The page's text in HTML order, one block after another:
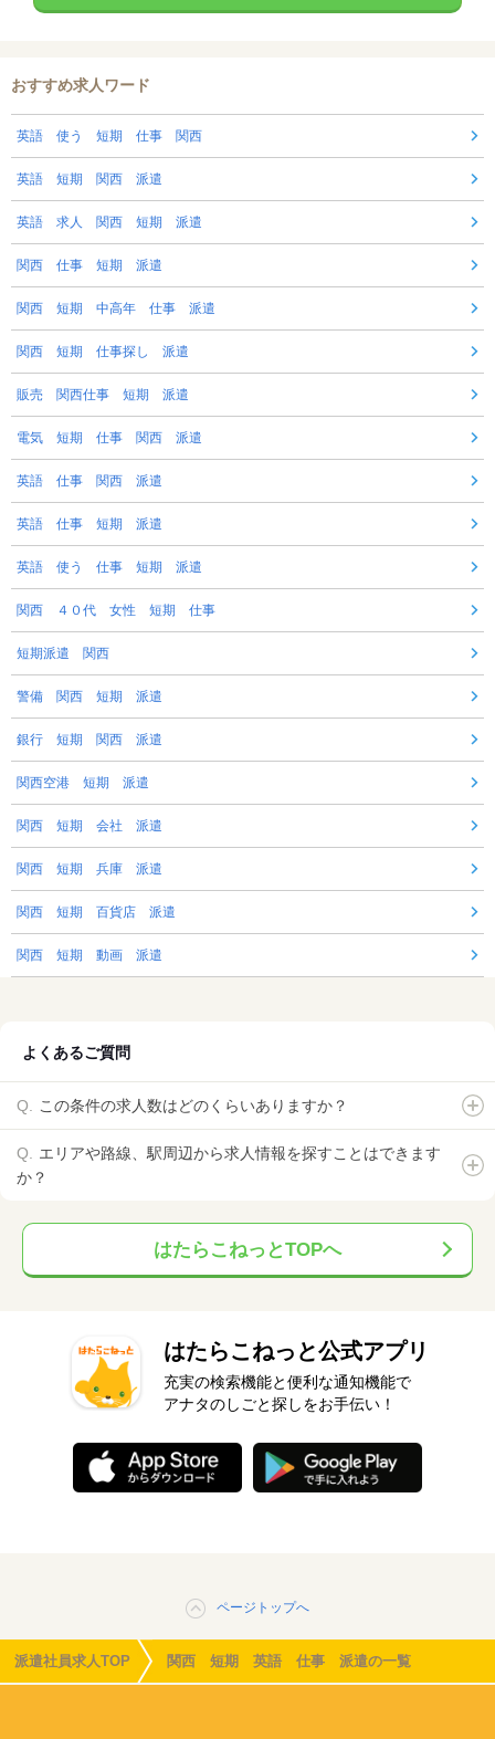
おすすめ求人ワード
英語 使う 短期 仕事 関西
英語 短期 関西 派遣
英語 求人 関西 短期 派遣
関西 仕事 短期 派遣
関西 短期 中高年 仕事 派遣
関西 短期 仕事探し 派遣
販売 関西仕事 短期 派遣
電気 短期 仕事 関西 派遣
英語 仕事 関西 派遣
英語 仕事 短期 派遣
英語 使う 仕事 短期 派遣
関西 ４０代 女性 短期 仕事
短期派遣 関西
警備 関西 短期 派遣
銀行 短期 関西 派遣
関西空港 短期 派遣
関西 短期 会社 派遣
関西 短期 兵庫 派遣
関西 短期 百貨店 派遣
関西 短期 動画 派遣
よくあるご質問
この条件の求人数はどのくらいありますか？
エリアや路線、駅周辺から求人情報を探すことはできます
か？
はたらこねっとTOPへ
はたらこねっと公式アプリ
充実の検索機能と便利な通知機能で
アナタのしごと探しをお手伝い！
ページトップへ
派遣社員求人TOP 関西 短期 英語 仕事 派遣の一覧